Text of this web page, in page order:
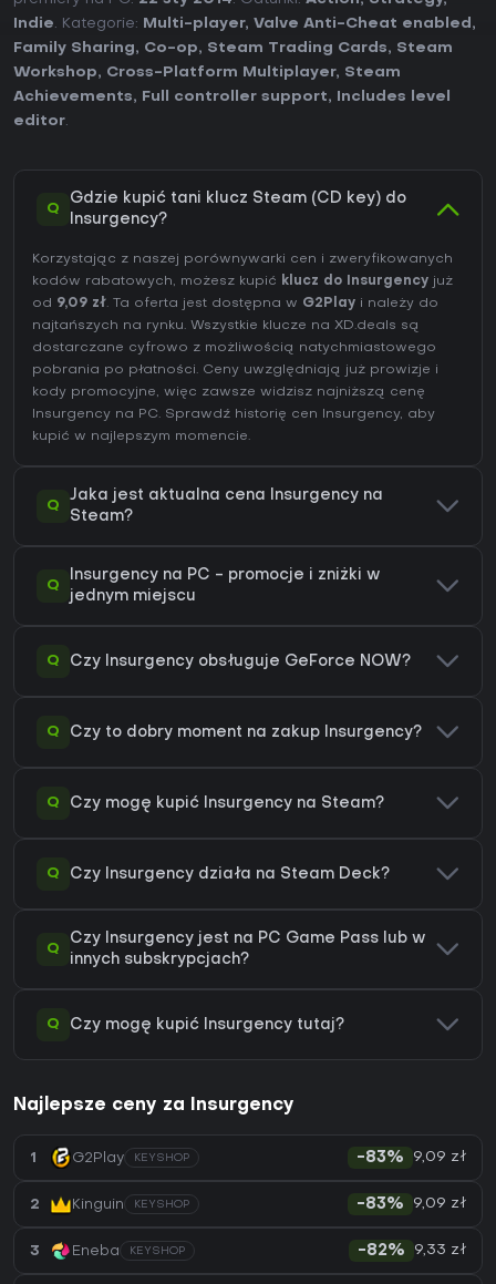
Indie. Kategorie: Multi-player, Valve Anti-Cheat enabled ,
Family Sharing, Co-op, Steam Trading Cards, Steam
Workshop, Cross-Platform Multiplayer, Steam
Achievements, Full controller support,
Includes level
editor.
Q
Gdzie kupić tani klucz Steam (CD key) do
Insurgency?
Korzystając z naszej porównywarki cen i zweryfikowanych
kodów rabatowych, możesz kupić klucz do Insurgency już
od 9,09 zł. Ta oferta jest dostępna w G2Play i należy do
najtańszych na rynku. Wszystkie klucze na XD.deals są
dostarczane cyfrowo z możliwością natychmiastowego
pobrania po płatności. Ceny uwzględniają już prowizje i
kody promocyjne, więc zawsze widzisz najniższą cenę
Insurgency na PC. Sprawdź historię cen Insurgency, aby
kupić w najlepszym momencie.
Q
Jaka jest aktualna cena Insurgency na
Steam?
Q
Insurgency na PC - promocje i zniżki w
jednym miejscu
Q Czy Insurgency obsługuje GeForce NOW?
Q Czy to dobry moment na zakup Insurgency?
Q Czy mogę kupić Insurgency na Steam?
Q Czy Insurgency działa na Steam Deck?
Q
Czy Insurgency jest na PC Game Pass lub w
innych subskrypcjach?
Q Czy mogę kupić Insurgency tutaj?
Najlepsze ceny za Insurgency
1 G2Play KEYSHOP -83% 9,09 zł
2 Kinguin KEYSHOP -83% 9,09 zł
3 Eneba KEYSHOP -82% 9,33 zł